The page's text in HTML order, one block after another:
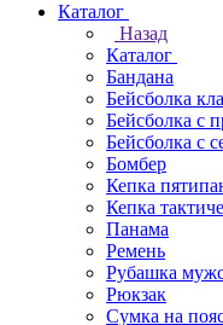
Каталог
Назад
Каталог
Бандана
Бейсболка
Бейсболка с
Бейсболка с
Бомбер
Кепка
Кепка
Панама
Ремень
Рубашка
Рюкзак
Сумка на